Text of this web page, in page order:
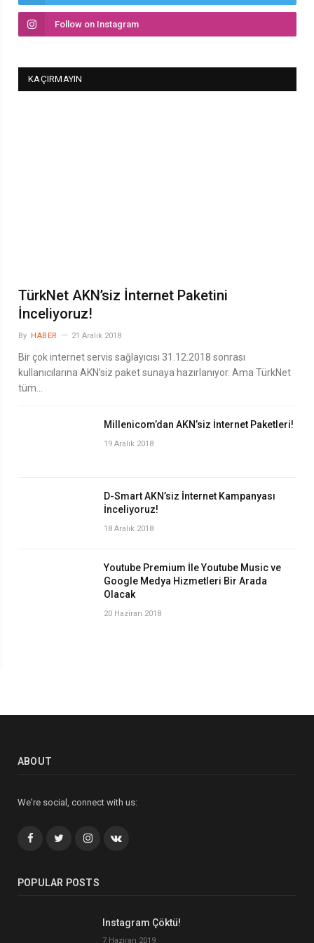
Follow on Instagram
KAÇIRMAYIN
TürkNet AKN’siz İnternet Paketini
İnceliyoruz!
By HABER 21 Aralık 2018
Bir çok internet servis sağlayıcısı 31.12.2018 sonrası
kullanıcılarına AKN’siz paket sunaya hazırlanıyor. Ama TürkNet
tüm…
Millenicom’dan AKN’siz İnternet Paketleri!
19 Aralık 2018
D-Smart AKN’siz İnternet Kampanyası
İnceliyoruz!
18 Aralık 2018
Youtube Premium İle Youtube Music ve
Google Medya Hizmetleri Bir Arada
Olacak
20 Haziran 2018
ABOUT
We're social, connect with us:
FacebookTwitterİnstagram+
VK
POPULAR POSTS
Instagram Çöktü!
7 Haziran 2019